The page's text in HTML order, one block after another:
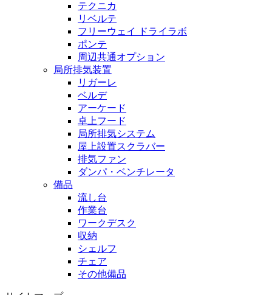
テクニカ
リベルテ
フリーウェイ ドライラボ
ポンテ
周辺共通オプション
局所排気装置
リガーレ
ベルデ
アーケード
卓上フード
局所排気システム
屋上設置スクラバー
排気ファン
ダンパ・ベンチレータ
備品
流し台
作業台
ワークデスク
収納
シェルフ
チェア
その他備品